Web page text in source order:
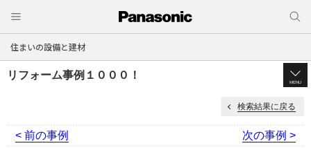
住まいの設備と建材
リフォーム事例１０００！
MENU
検索結果に戻る
< 前の事例 次の事例 >